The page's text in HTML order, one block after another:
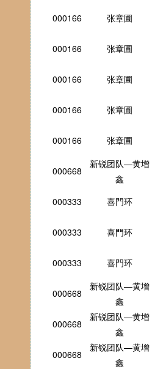
000166
张章圃
000166 张章圃
000166 张章圃
000166 张章圃
000166 张章圃
000668
新锐团队—黄增
鑫
000333 喜門环
000333 喜門环
000333 喜門环
000668
新锐团队—黄增
鑫
000668
新锐团队—黄增
鑫
000668
新锐团队—黄增
鑫